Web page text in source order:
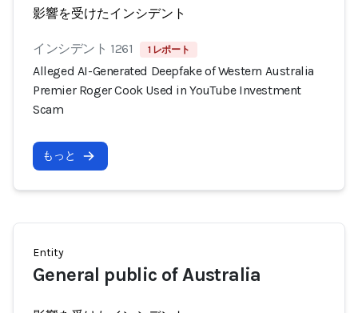
影響を受けたインシデント
インシデント 1261 1 レポート
Alleged AI-Generated Deepfake of Western Australia
Premier Roger Cook Used in YouTube Investment
Scam
もっと
Entity
General public of Australia